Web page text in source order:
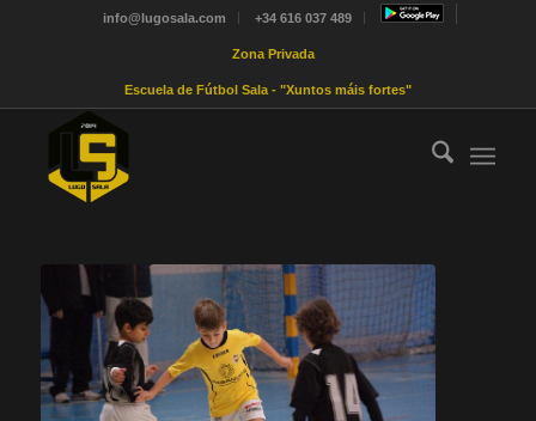
info@lugosala.com +34 616 037 489
Zona Privada
Escuela de Fútbol Sala - "Xuntos máis fortes"